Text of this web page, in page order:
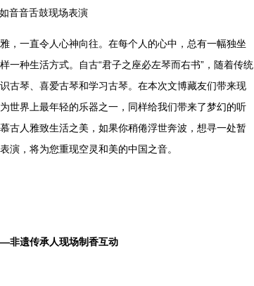
如音音舌鼓现场表演
一直令人心神向往。在每个人的心中，总有一幅独坐
一种生活方式。自古“君子之座必左琴而右书”，随着传统
古琴、喜爱古琴和学习古琴。在本次文博藏友们带来现
世界上最年轻的乐器之一，同样给我们带来了梦幻的听
古人雅致生活之美，如果你稍倦浮世奔波，想寻一处暂
演，将为您重现空灵和美的中国之音。
遗传承人现场制香互动